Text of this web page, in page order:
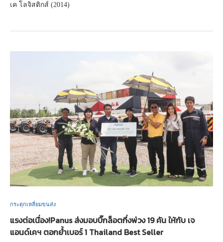
เค โลจิสติกส์ (2014)
กระตุกเหลี่ยมขนส่ง
แรงต่อเนื่อง!Panus ส่งมอบบิ๊กล็อตกึ่งพ่วง 19 คัน ให้กับ เจ
แอนด์เคฯ ตอกย้ำเบอร์ 1 Thailand Best Seller